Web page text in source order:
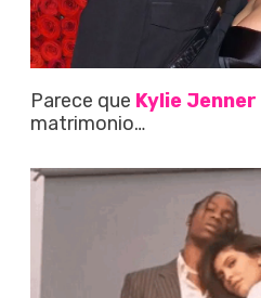
Parece que Kylie Jenner
matrimonio…